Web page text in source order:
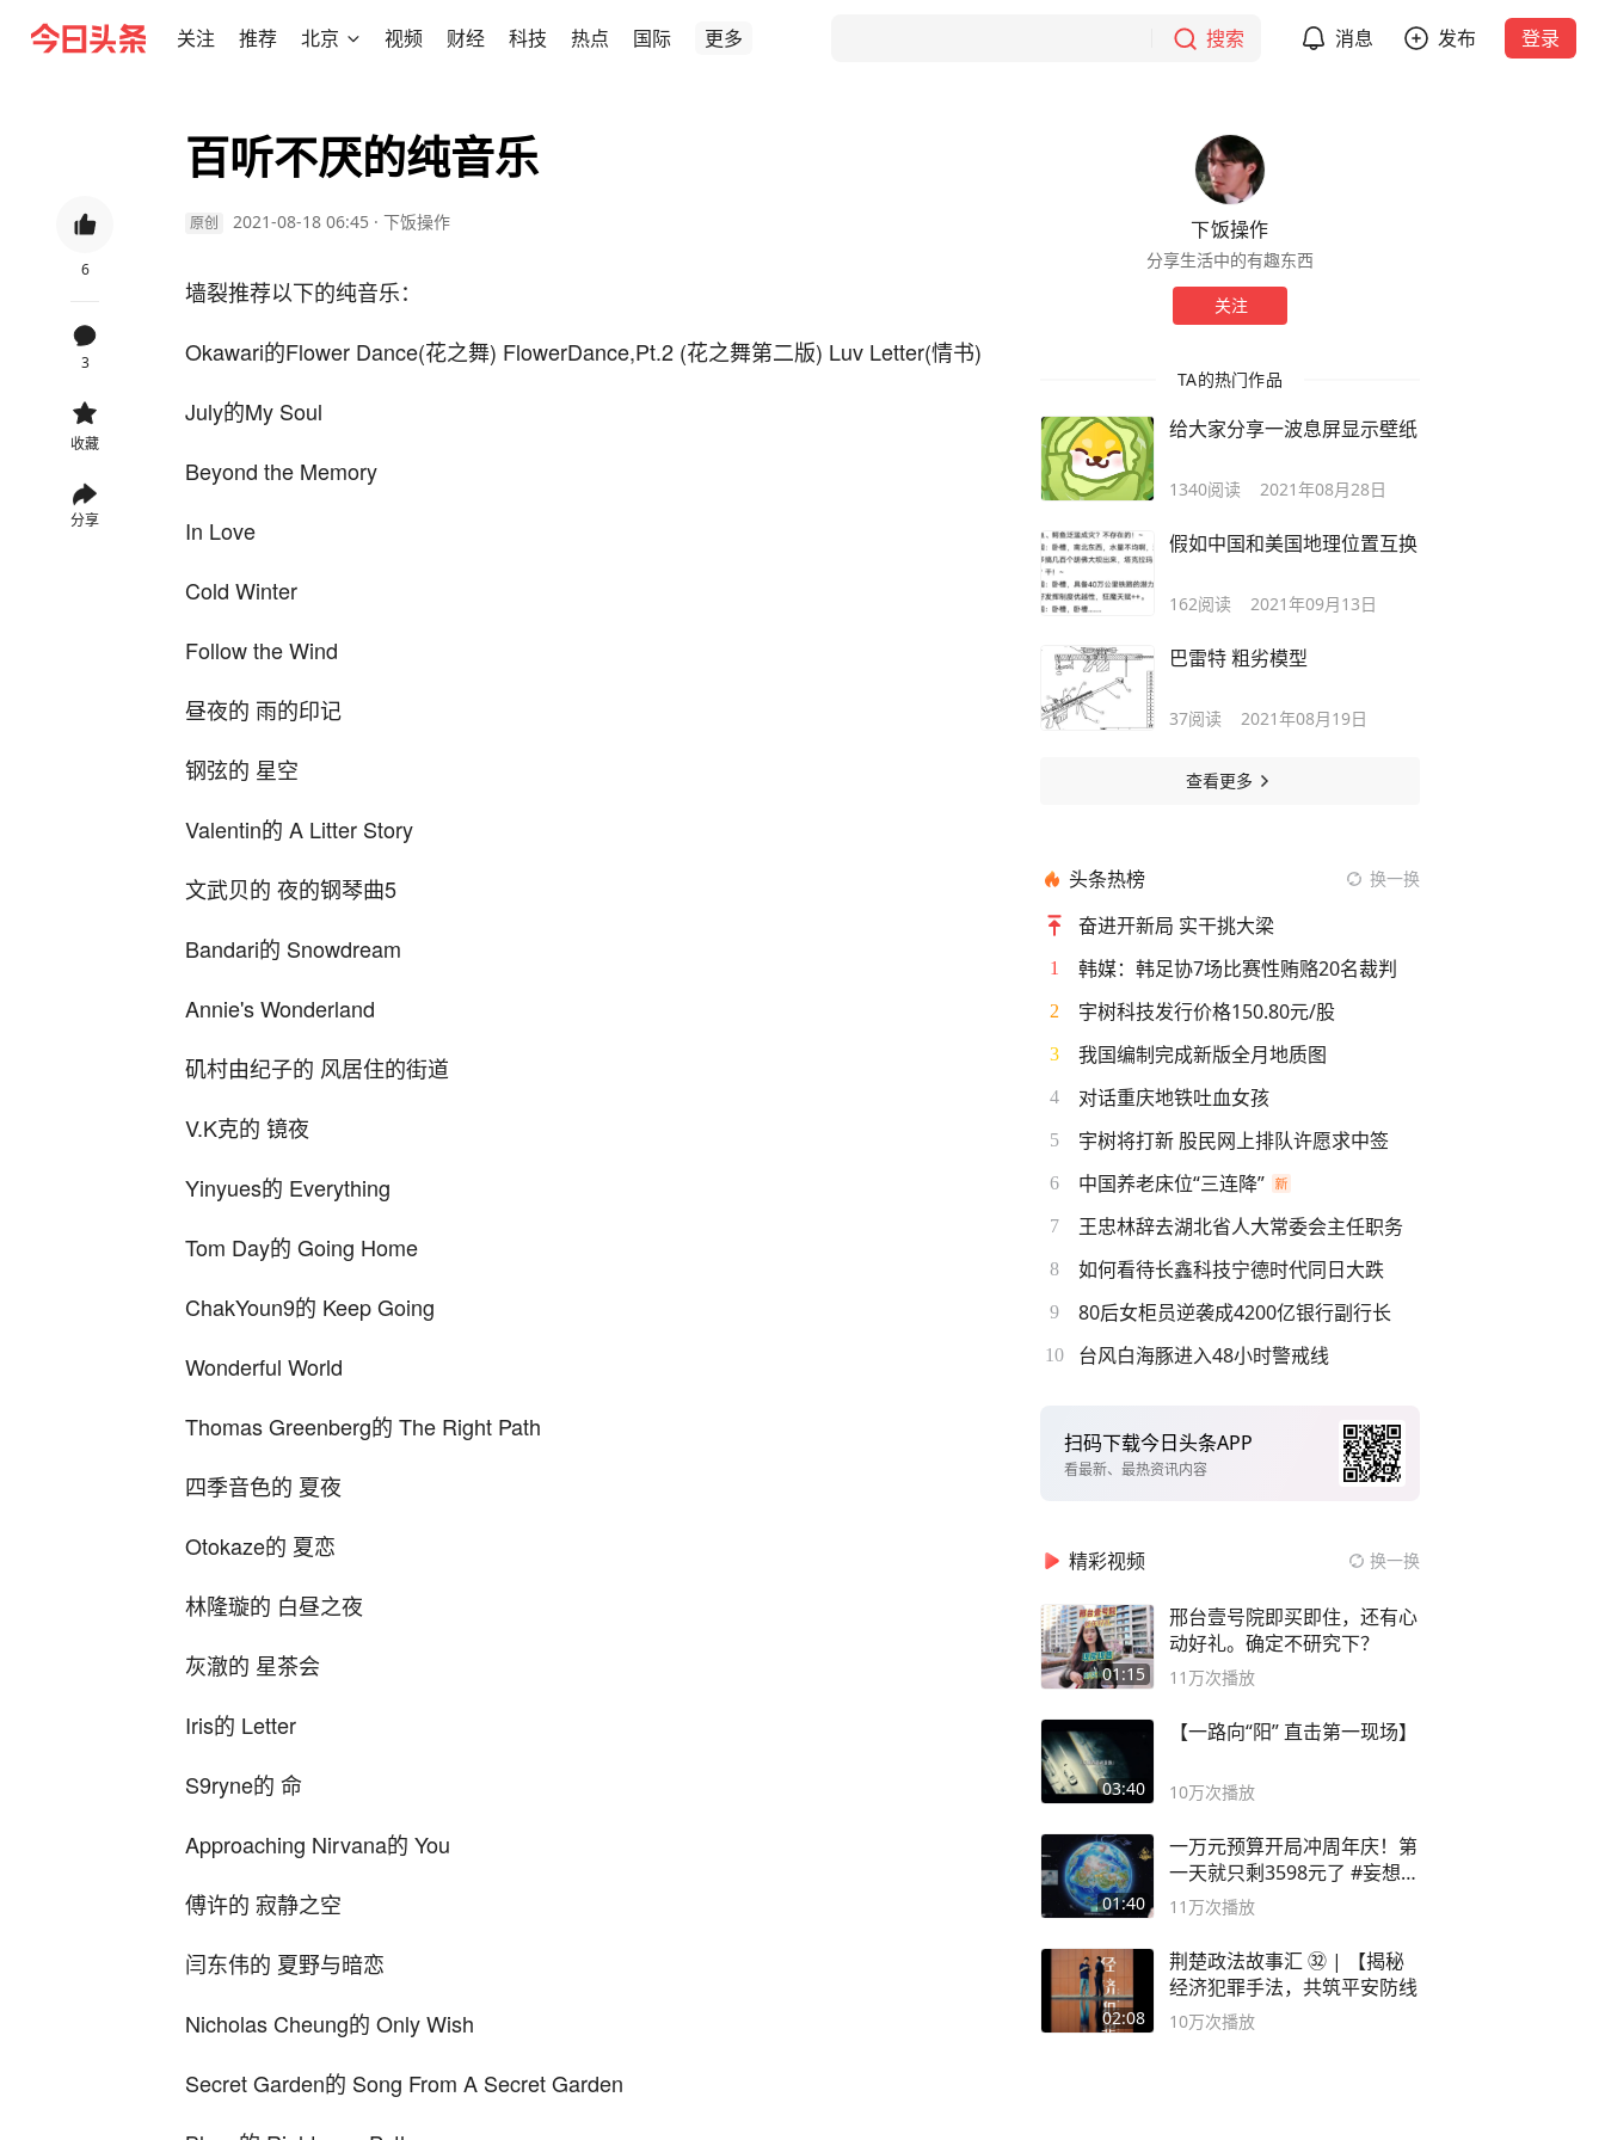
关注 推荐 北京 视频 财经 科技 热点 国际 更多 搜索 消息 发布 登录
6
3
收藏
分享
百听不厌的纯音乐
原创 2021-08-18 06:45 · 下饭操作
墙裂推荐以下的纯音乐：
Okawari的Flower Dance(花之舞) FlowerDance,Pt.2 (花之舞第二版) Luv Letter(情书)
July的My Soul
Beyond the Memory
In Love
Cold Winter
Follow the Wind
昼夜的 雨的印记
钢弦的 星空
Valentin的 A Litter Story
文武贝的 夜的钢琴曲5
Bandari的 Snowdream
Annie's Wonderland
矶村由纪子的 风居住的街道
V.K克的 镜夜
Yinyues的 Everything
Tom Day的 Going Home
ChakYoun9的 Keep Going
Wonderful World
Thomas Greenberg的 The Right Path
四季音色的 夏夜
Otokaze的 夏恋
林隆璇的 白昼之夜
灰澈的 星茶会
Iris的 Letter
S9ryne的 命
Approaching Nirvana的 You
傅许的 寂静之空
闫东伟的 夏野与暗恋
Nicholas Cheung的 Only Wish
Secret Garden的 Song From A Secret Garden
下饭操作
分享生活中的有趣东西
关注
TA的热门作品
给大家分享一波息屏显示壁纸
1340阅读 2021年08月28日
假如中国和美国地理位置互换
162阅读 2021年09月13日
巴雷特 粗劣模型
37阅读 2021年08月19日
查看更多
头条热榜 换一换
奋进开新局 实干挑大梁
1 韩媒：韩足协7场比赛性贿赂20名裁判
2 宇树科技发行价格150.80元/股
3 我国编制完成新版全月地质图
4 对话重庆地铁吐血女孩
5 宇树将打新 股民网上排队许愿求中签
6 中国养老床位“三连降”
7 王忠林辞去湖北省人大常委会主任职务
8 如何看待长鑫科技宁德时代同日大跌
9 80后女柜员逆袭成4200亿银行副行长
10 台风白海豚进入48小时警戒线
扫码下载今日头条APP
看最新、最热资讯内容
精彩视频 换一换
01:15
邢台壹号院即买即住，还有心
动好礼。确定不研究下？
11万次播放
03:40
【一路向“阳” 直击第一现场】
10万次播放
01:40
一万元预算开局冲周年庆！第
一天就只剩3598元了 #妄想山
海
11万次播放
02:08
荆楚政法故事汇 ㉜ | 【揭秘
经济犯罪手法，共筑平安防线
10万次播放